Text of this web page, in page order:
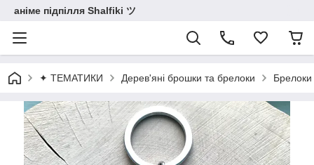
аніме підпілля Shalfiki ツ
✦ ТЕМАТИКИ Дерев'яні брошки та брелоки